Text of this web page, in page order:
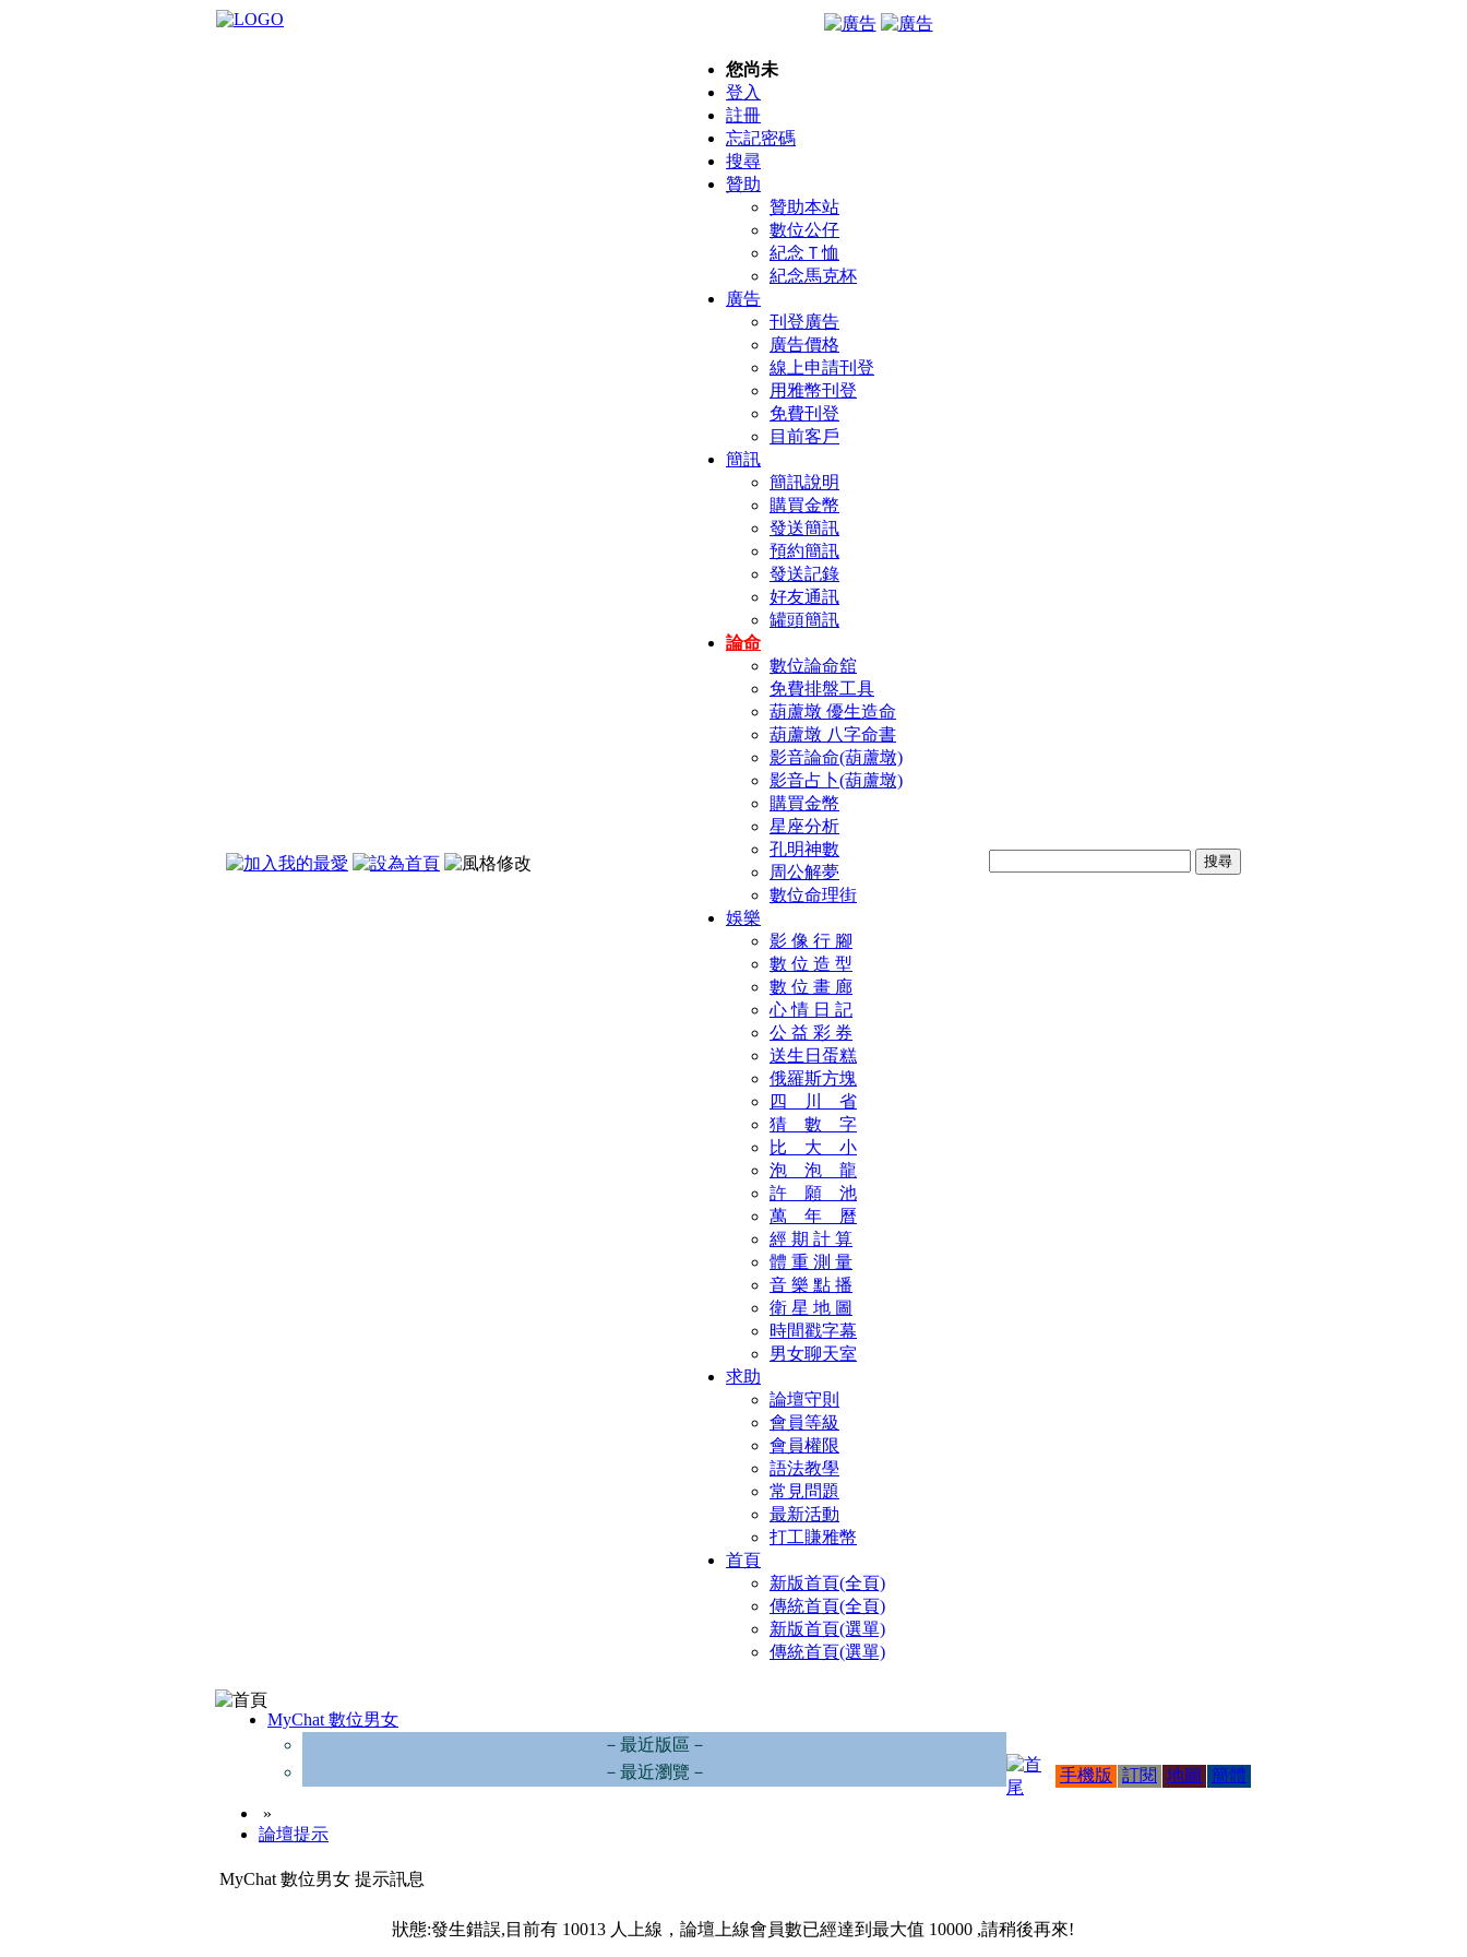
您尚未
登入
註冊
忘記密碼
搜尋
贊助
贊助本站
數位公仔
紀念Ｔ恤
紀念馬克杯
廣告
刊登廣告
廣告價格
線上申請刊登
用雅幣刊登
免費刊登
目前客戶
簡訊
簡訊說明
購買金幣
發送簡訊
預約簡訊
發送記錄
好友通訊
罐頭簡訊
論命
數位論命舘
免費排盤工具
葫蘆墩 優生造命
葫蘆墩 八字命書
影音論命(葫蘆墩)
影音占卜(葫蘆墩)
購買金幣
星座分析
孔明神數
周公解夢
數位命理街
娛樂
影 像 行 腳
數 位 造 型
數 位 畫 廊
心 情 日 記
公 益 彩 券
送生日蛋糕
俄羅斯方塊
四 川 省
猜 數 字
比 大 小
泡 泡 龍
許 願 池
萬 年 曆
經 期 計 算
體 重 測 量
音 樂 點 播
衛 星 地 圖
時間戳字幕
男女聊天室
求助
論壇守則
會員等級
會員權限
語法教學
常見問題
最新活動
打工賺雅幣
首頁
新版首頁(全頁)
傳統首頁(全頁)
新版首頁(選單)
傳統首頁(選單)
MyChat 數位男女
－最近版區－
－最近瀏覽－
»
論壇提示
手機版 訂閱 地圖 簡體
MyChat 數位男女 提示訊息
狀態:發生錯誤,目前有 10013 人上線，論壇上線會員數已經達到最大值 10000 ,請稍後再來!